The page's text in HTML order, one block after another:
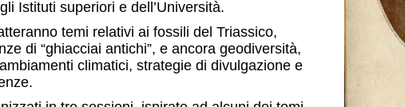
Istituti superiori e dell’Università.
temi relativi ai fossili del Triassico,
di “ghiacciai antichi”, e ancora geodiversità,
climatici, strategie di divulgazione e